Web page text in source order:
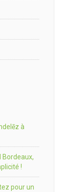
à
Bordeaux,
!
pour un